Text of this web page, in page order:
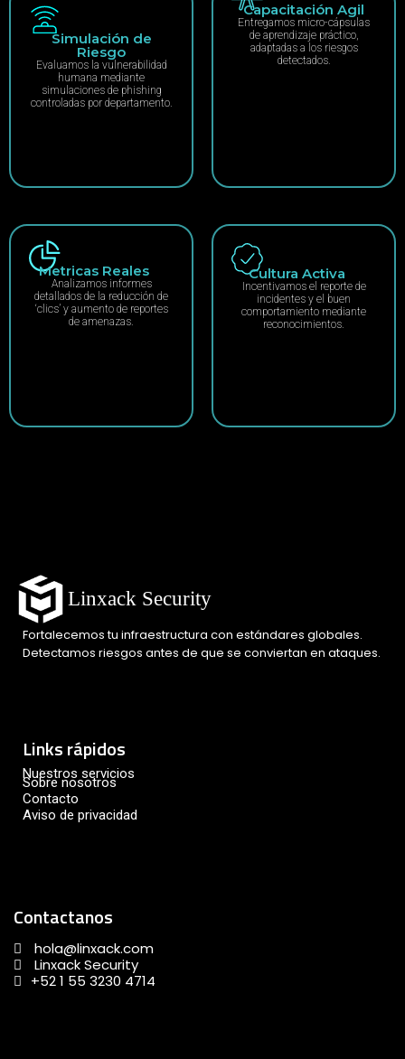
Simulación de
Riesgo
Evaluamos la vulnerabilidad
humana mediante
simulaciones de phishing
controladas por departamento.
Capacitación Agil
Entregamos micro-cápsulas
de aprendizaje práctico,
adaptadas a los riesgos
detectados.
Metricas Reales
Analizamos informes
detallados de la reducción de
‘clics’ y aumento de reportes
de amenazas.
Cultura Activa
Incentivamos el reporte de
incidentes y el buen
comportamiento mediante
reconocimientos.
Linxack Security
Fortalecemos tu infraestructura con estándares globales.
Detectamos riesgos antes de que se conviertan en ataques.
Links rápidos
Nuestros servicios
Sobre nosotros
Contacto
Aviso de privacidad
Contactanos
hola@linxack.com
Linxack Security
+52 1 55 3230 4714